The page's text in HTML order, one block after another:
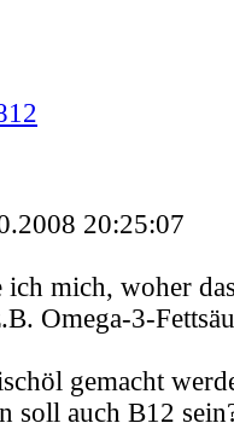
20:25:07
mich, woher
Omega-3-
gemacht
soll auch B12